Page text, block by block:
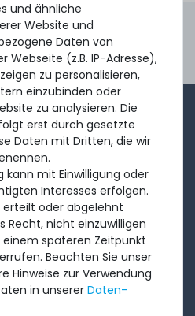
aus8.500Bewertungen
Geliefert.
aus dem Vertriebsteam
Mail mit Angeboten, neu
und Informationen, die Sie
Probieren Sie's!
Abonnieren
erhalten und akzeptiere
.
und ähnliche
Website und
Daten von
Webseite (z.B. IP-Adresse),
zu personalisieren,
einzubinden oder
zu analysieren. Die
erst durch gesetzte
Daten mit Dritten, die wir
kann mit Einwilligung oder
Interesses erfolgen.
oder abgelehnt
Recht, nicht einzuwilligen
einem späteren Zeitpunkt
Beachten Sie unser
Hinweise zur Verwendung
in unserer Daten­